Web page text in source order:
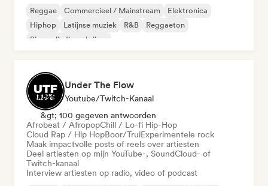
Reggae Commercieel / Mainstream
Elektronica
Hiphop
Latijnse muziek R&B
Reggaeton
Singer-liedjesschrijver
Under The Flow
Youtube/Twitch-Kanaal
&gt; 100 gegeven antwoorden
Afrobeat / AfropopChill / Lo-fi Hip-Hop
Cloud Rap / Hip HopBoor/TruiExperimentele rock
Maak impactvolle posts of reels over artiesten
Deel artiesten op mijn YouTube-, SoundCloud- of
Twitch-kanaal
Interview artiesten op radio, video of podcast